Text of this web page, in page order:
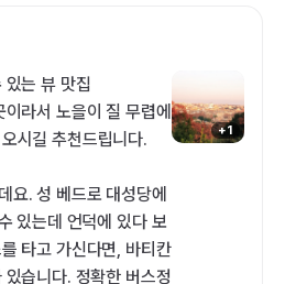
는 뷰 맛집
라서 노을이 질 무렵에
시길 추천드립니다.
요. 성 베드로 대성당에
있는데 언덕에 있다 보
타고 가신다면, 바티칸
습니다. 정확한 버스정
+1